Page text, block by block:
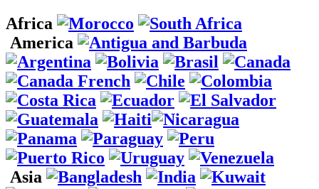
Africa
America
Asia